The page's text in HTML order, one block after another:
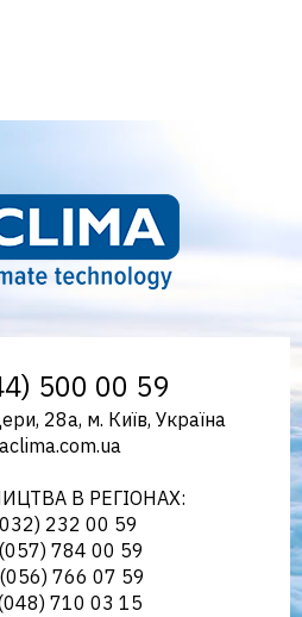
500 00 59
28а, м. Київ, Україна
В РЕГІОНАХ:
232 00 59
784 00 59
766 07 59
710 03 15